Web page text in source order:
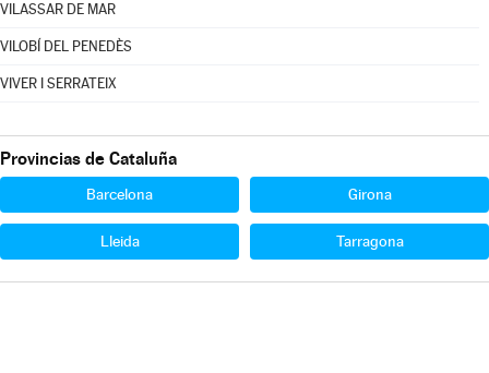
VILASSAR DE MAR
VILOBÍ DEL PENEDÈS
VIVER I SERRATEIX
Provincias de Cataluña
Barcelona Girona
Lleida Tarragona